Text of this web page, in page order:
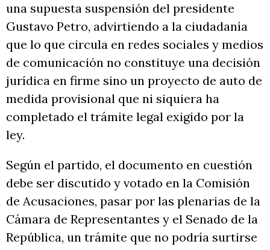
una supuesta suspensión del presidente
Gustavo Petro, advirtiendo a la ciudadanía
que lo que circula en redes sociales y medios
de comunicación no constituye una decisión
jurídica en firme sino un proyecto de auto de
medida provisional que ni siquiera ha
completado el trámite legal exigido por la
ley.
Según el partido, el documento en cuestión
debe ser discutido y votado en la Comisión
de Acusaciones, pasar por las plenarias de la
Cámara de Representantes y el Senado de la
República, un trámite que no podría surtirse